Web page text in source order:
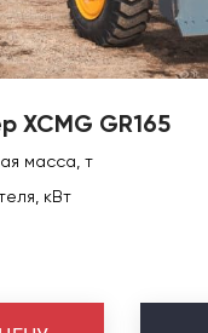
XCMG GR165
масса, т
кВт